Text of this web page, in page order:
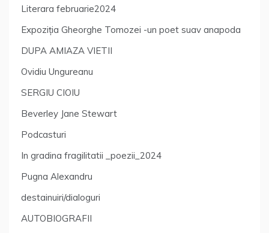
Literara februarie2024
Expoziția Gheorghe Tomozei -un poet suav anapoda
DUPA AMIAZA VIETII
Ovidiu Ungureanu
SERGIU CIOIU
Beverley Jane Stewart
Podcasturi
In gradina fragilitatii _poezii_2024
Pugna Alexandru
destainuiri/dialoguri
AUTOBIOGRAFII